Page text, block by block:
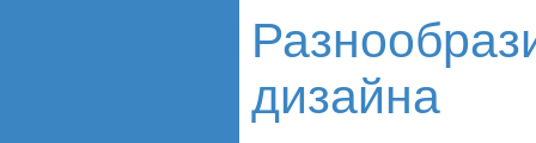
дизайна